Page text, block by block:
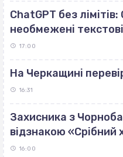
ChatGPT без
необмежені
17:00
На Черкащині
16:31
Захисника з
відзнакою «Срібний
16:00